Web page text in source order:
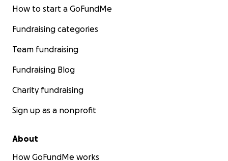
How to start a GoFundMe
Fundraising categories
Team fundraising
Fundraising Blog
Charity fundraising
Sign up as a nonprofit
About
How GoFundMe works